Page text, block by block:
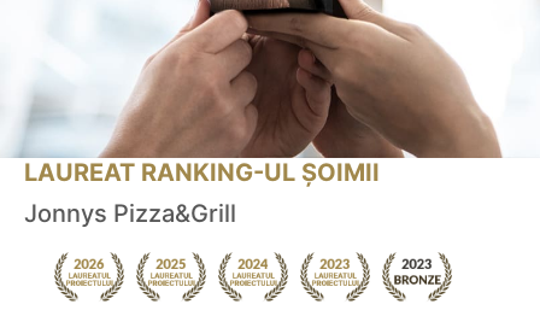
LAUREAT RANKING-UL ȘOIMII
Jonnys Pizza&Grill